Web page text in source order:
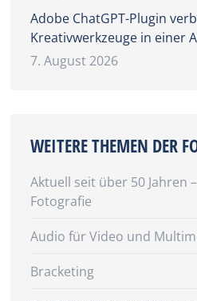
Adobe ChatGPT-Plugin
Kreativwerkzeuge in einer
7. August 2026
WEITERE THEMEN DER
Aktuell seit über 50 Jahren
Fotografie
Audio für Video und
Bracketing